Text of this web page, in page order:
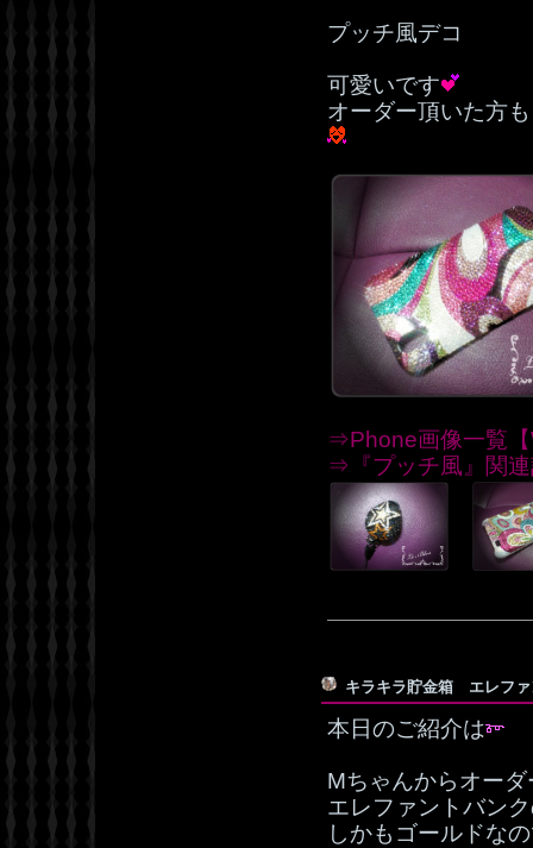
プッチ風デコ
可愛いです
オーダー頂いた方
⇒Phone画像一覧
⇒『プッチ風』関
キラキラ貯金箱 エレフ
本日のご紹介は
Mちゃんからオー
エレファントバン
しかもゴールドな